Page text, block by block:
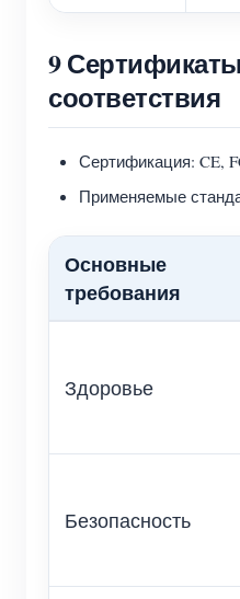
9
соответствия
Сертификация: CE,
Применяемые
Основные
требования
Здоровье
Безопасность